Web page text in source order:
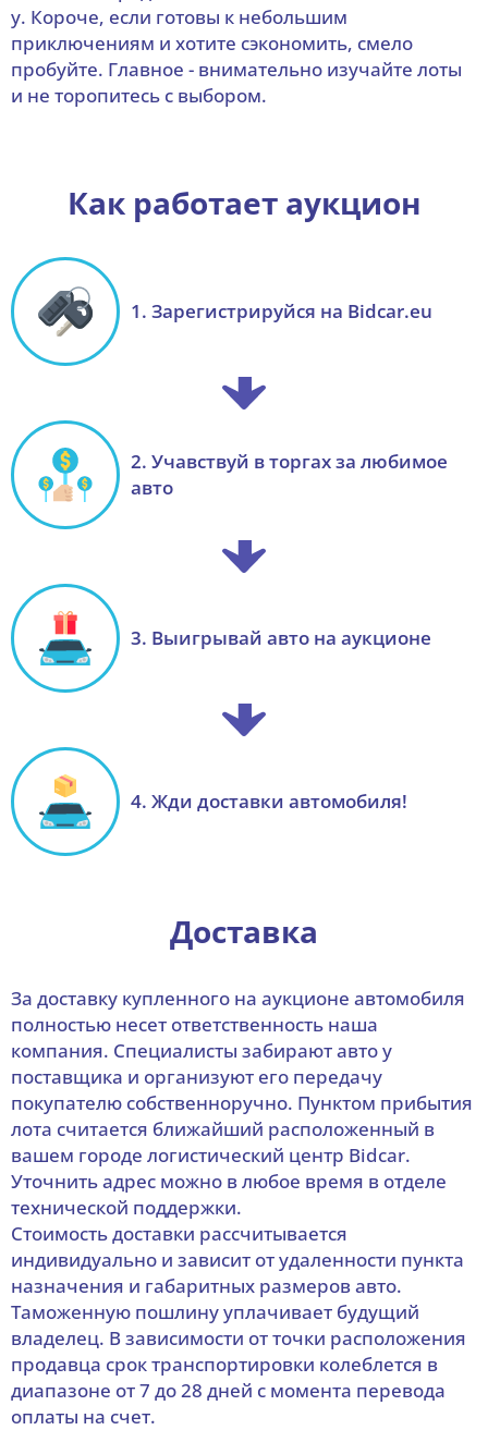
у. Короче, если готовы к небольшим
приключениям и хотите сэкономить, смело
пробуйте. Главное - внимательно изучайте лоты
и не торопитесь с выбором.
Как работает аукцион
1. Зарегистрируйся на Bidcar.eu
2. Учавствуй в торгах за любимое
авто
3. Выигрывай авто на аукционе
4. Жди доставки автомобиля!
Доставка
За доставку купленного на аукционе автомобиля
полностью несет ответственность наша
компания. Специалисты забирают авто у
поставщика и организуют его передачу
покупателю собственноручно. Пунктом прибытия
лота считается ближайший расположенный в
вашем городе логистический центр Bidcar.
Уточнить адрес можно в любое время в отделе
технической поддержки.
Стоимость доставки рассчитывается
индивидуально и зависит от удаленности пункта
назначения и габаритных размеров авто.
Таможенную пошлину уплачивает будущий
владелец. В зависимости от точки расположения
продавца срок транспортировки колеблется в
диапазоне от 7 до 28 дней с момента перевода
оплаты на счет.